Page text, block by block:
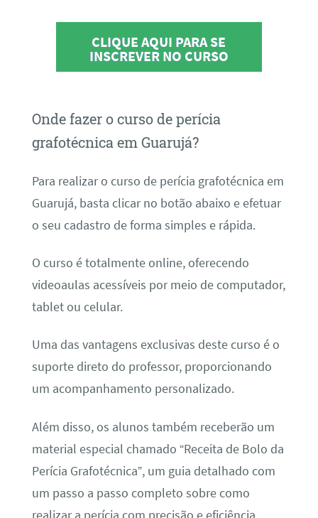
CLIQUE AQUI PARA SE
INSCREVER NO CURSO
Onde fazer o curso de perícia
grafotécnica em Guarujá?
Para realizar o curso de perícia grafotécnica em
Guarujá, basta clicar no botão abaixo e efetuar
o seu cadastro de forma simples e rápida.
O curso é totalmente online, oferecendo
videoaulas acessíveis por meio de computador,
tablet ou celular.
Uma das vantagens exclusivas deste curso é o
suporte direto do professor, proporcionando
um acompanhamento personalizado.
Além disso, os alunos também receberão um
material especial chamado “Receita de Bolo da
Perícia Grafotécnica”, um guia detalhado com
um passo a passo completo sobre como